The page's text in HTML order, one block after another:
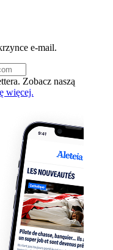
e-mail.
Zobacz naszą
więcej.